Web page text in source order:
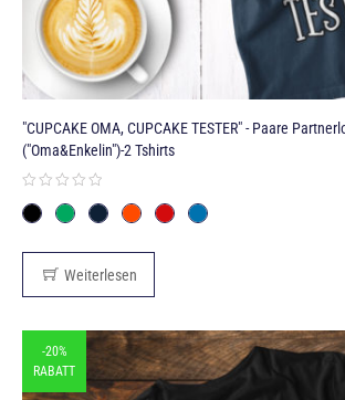
"CUPCAKE OMA, CUPCAKE TESTER" - Paare
("Oma&Enkelin")-2 Tshirts
Weiterlesen
-20%
RABATT